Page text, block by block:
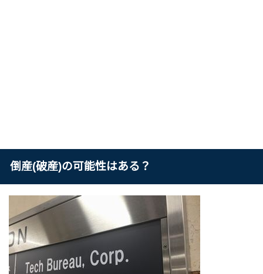
倒産(破産)の可能性はある？